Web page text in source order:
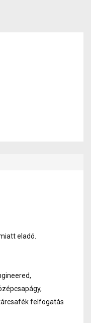
eladó.
felfogatás